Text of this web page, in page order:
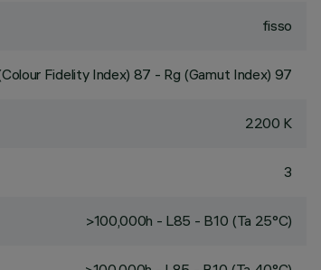
fisso
Fidelity Index) 87 - Rg (Gamut Index) 97
2200 K
3
>100,000h - L85 - B10 (Ta 25°C)